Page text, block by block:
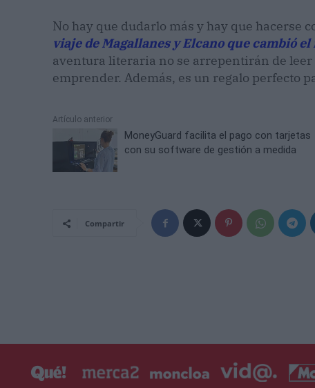
No hay que dudarlo más y hay que hacerse
viaje de Magallanes y Elcano que cambió
aventura literaria no se arrepentirán de leer
emprender. Además, es un regalo perfecto
Artículo anterior
MoneyGuard facilita el pago con tarjetas
con su software de gestión a medida
Compartir